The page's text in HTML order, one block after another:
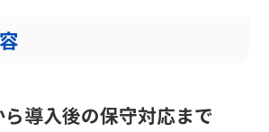
導入後の保守対応まで